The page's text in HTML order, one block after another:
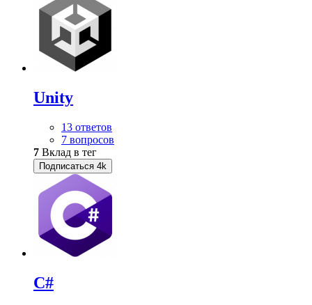
Unity
13 ответов
7 вопросов
7 Вклад в тег
Подписаться 4k
C#